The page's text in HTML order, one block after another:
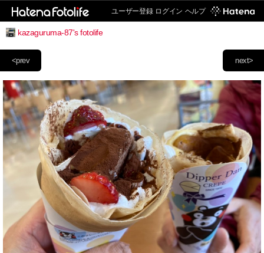
ユーザー登録 ログイン ヘルプ
kazaguruma-87's fotolife
next>
<prev